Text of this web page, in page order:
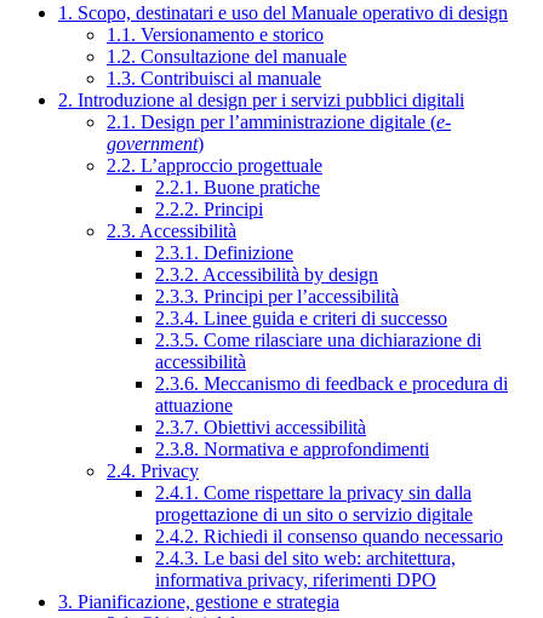
1. Scopo, destinatari e uso del Manuale operativo di design
1.1. Versionamento e storico
1.2. Consultazione del manuale
1.3. Contribuisci al manuale
2. Introduzione al design per i servizi pubblici digitali
2.1. Design per l’amministrazione digitale (e-
government)
2.2. L’approccio progettuale
2.2.1. Buone pratiche
2.2.2. Principi
2.3. Accessibilità
2.3.1. Definizione
2.3.2. Accessibilità by design
2.3.3. Principi per l’accessibilità
2.3.4. Linee guida e criteri di successo
2.3.5. Come rilasciare una dichiarazione di
accessibilità
2.3.6. Meccanismo di feedback e procedura di
attuazione
2.3.7. Obiettivi accessibilità
2.3.8. Normativa e approfondimenti
2.4. Privacy
2.4.1. Come rispettare la privacy sin dalla
progettazione di un sito o servizio digitale
2.4.2. Richiedi il consenso quando necessario
2.4.3. Le basi del sito web: architettura,
informativa privacy, riferimenti DPO
3. Pianificazione, gestione e strategia